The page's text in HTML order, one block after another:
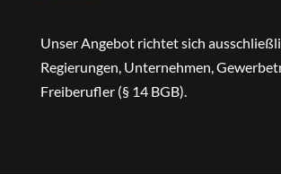
Unser Angebot richtet sich
Regierungen, Unternehmen,
Freiberufler (§ 14 BGB).